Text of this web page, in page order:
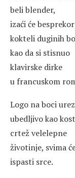
beli blender,
izaći će
kokteli duginih
kao da si stisnuo
klavirske dirke
u francuskom
Logo na boci
ubedljivo kao
crtež velelepne
životinje, svima
ispasti srce.